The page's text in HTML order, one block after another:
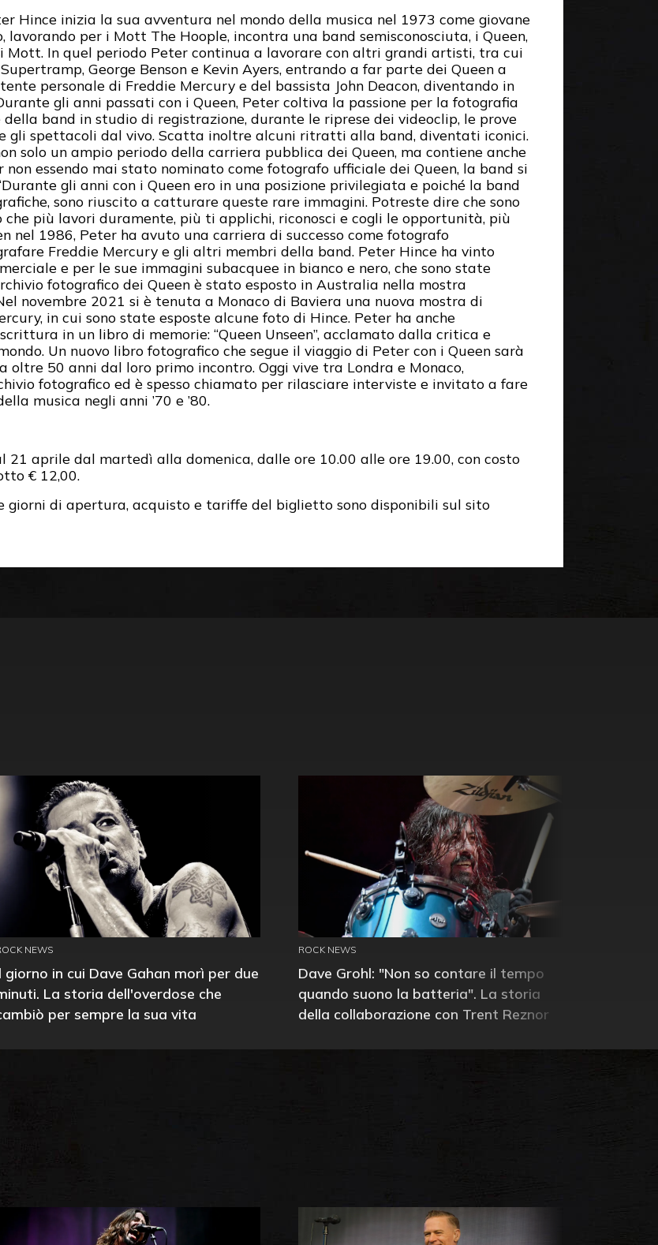
Hince inizia la sua avventura nel mondo della musica nel 1973 come giovane
lavorando per i Mott The Hoople, incontra una band semisconosciuta, i Queen,
In quel periodo Peter continua a lavorare con altri grandi artisti, tra cui
George Benson e Kevin Ayers, entrando a far parte dei Queen a
personale di Freddie Mercury e del bassista John Deacon, diventando in
gli anni passati con i Queen, Peter coltiva la passione per la fotografia
band in studio di registrazione, durante le riprese dei videoclip, le prove
gli spettacoli dal vivo. Scatta inoltre alcuni ritratti alla band, diventati iconici.
solo un ampio periodo della carriera pubblica dei Queen, ma contiene anche
essendo mai stato nominato come fotografo ufficiale dei Queen, la band si
gli anni con i Queen ero in una posizione privilegiata e poiché la band
sono riuscito a catturare queste rare immagini. Potreste dire che sono
più lavori duramente, più ti applichi, riconosci e cogli le opportunità, più
nel 1986, Peter ha avuto una carriera di successo come fotografo
Freddie Mercury e gli altri membri della band. Peter Hince ha vinto
e per le sue immagini subacquee in bianco e nero, che sono state
fotografico dei Queen è stato esposto in Australia nella mostra
novembre 2021 si è tenuta a Monaco di Baviera una nuova mostra di
in cui sono state esposte alcune foto di Hince. Peter ha anche
in un libro di memorie: “Queen Unseen”, acclamato dalla critica e
Un nuovo libro fotografico che segue il viaggio di Peter con i Queen sarà
50 anni dal loro primo incontro. Oggi vive tra Londra e Monaco,
fotografico ed è spesso chiamato per rilasciare interviste e invitato a fare
musica negli anni ’70 e ’80.
21 aprile dal martedì alla domenica, dalle ore 10.00 alle ore 19.00, con costo
€ 12,00.
giorni di apertura, acquisto e tariffe del biglietto sono disponibili sul sito
NEWS
giorno in cui Dave Gahan morì per due
La storia dell'overdose che
per sempre la sua vita
ROCK NEWS
Dave Grohl: "Non so contare il tempo
quando suono la batteria". La storia
della collaborazione con Trent Reznor